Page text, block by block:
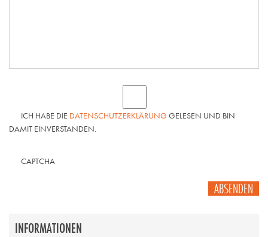
INFORMATIONEN
ICH HABE DIE DATENSCHUTZERKLÄRUNG GELESEN UND BIN
DAMIT EINVERSTANDEN.
CAPTCHA
ABSENDEN